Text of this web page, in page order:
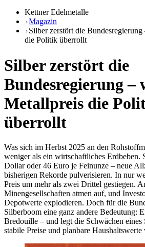
Kettner Edelmetalle
Magazin
Silber zerstört die
die Politik überrollt
Silber zerstört die
Bundesregierung –
Metallpreis die
überrollt
Was sich im Herbst 2025 an den
weniger als ein wirtschaftliches Erdbeben.
Dollar oder 46 Euro je Feinunze – neue
bisherigen Rekorde pulverisieren. In nur
Preis um mehr als zwei Drittel gestiegen.
Minengesellschaften atmen auf, und
Depotwerte explodieren. Doch für die
Silberboom eine ganz andere Bedeutung:
Bredouille – und legt die Schwächen eines
stabile Preise und planbare Haushaltswerte